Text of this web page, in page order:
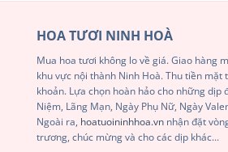
HOA TƯƠI NINH HOÀ
Mua hoa tươi không lo về giá. Giao hàng
khu vực nội thành Ninh Hoà. Thu tiền mặt
khoản. Lựa chọn hoàn hảo cho những dịp
Niệm, Lãng Mạn, Ngày Phụ Nữ, Ngày
Ngoài ra, hoatuoininhhoa.vn nhận đặt
trương, chúc mừng và cho các dịp khác...